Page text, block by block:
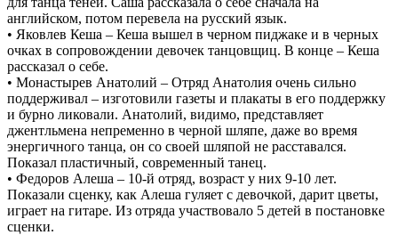
английском, потом перевела на русский язык.
• Яковлев Кеша – Кеша вышел в черном пиджаке и в черных
очках в сопровождении девочек танцовщиц. В конце – Кеша
рассказал о себе.
• Монастырев Анатолий – Отряд Анатолия очень сильно
поддерживал – изготовили газеты и плакаты в его поддержку
и бурно ликовали. Анатолий, видимо, представляет
джентльмена непременно в черной шляпе, даже во время
энергичного танца, он со своей шляпой не расставался.
Показал пластичный, современный танец.
• Федоров Алеша – 10-й отряд, возраст у них 9-10 лет.
Показали сценку, как Алеша гуляет с девочкой, дарит цветы,
играет на гитаре. Из отряда участвовало 5 детей в постановке
сценки.